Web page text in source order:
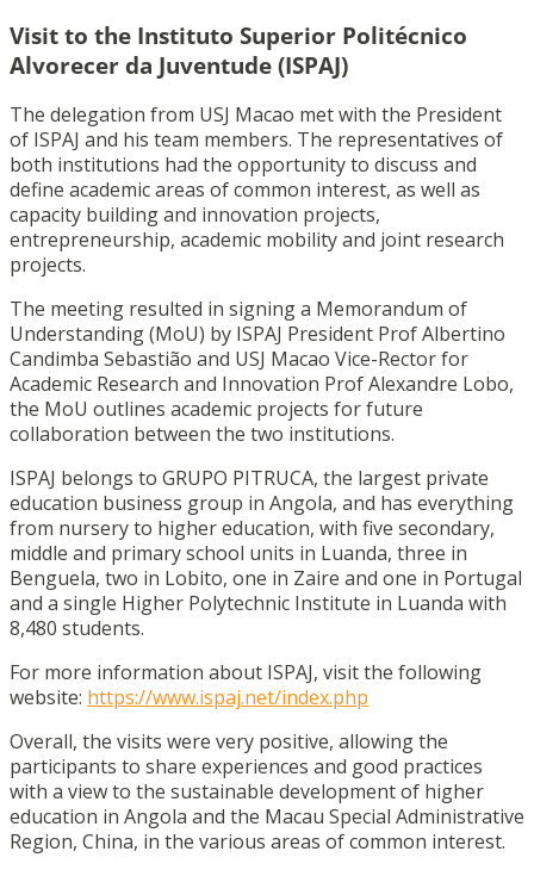
Visit to the Instituto Superior Politécnico
Alvorecer da Juventude (ISPAJ)
The delegation from USJ Macao met with the President
of ISPAJ and his team members. The representatives of
both institutions had the opportunity to discuss and
define academic areas of common interest, as well as
capacity building and innovation projects,
entrepreneurship, academic mobility and joint research
projects.
The meeting resulted in signing a Memorandum of
Understanding (MoU) by ISPAJ President Prof Albertino
Candimba Sebastião and USJ Macao Vice-Rector for
Academic Research and Innovation Prof Alexandre Lobo,
the MoU outlines academic projects for future
collaboration between the two institutions.
ISPAJ belongs to GRUPO PITRUCA, the largest private
education business group in Angola, and has everything
from nursery to higher education, with five secondary,
middle and primary school units in Luanda, three in
Benguela, two in Lobito, one in Zaire and one in Portugal
and a single Higher Polytechnic Institute in Luanda with
8,480 students.
For more information about ISPAJ, visit the following
website: https://www.ispaj.net/index.php
Overall, the visits were very positive, allowing the
participants to share experiences and good practices
with a view to the sustainable development of higher
education in Angola and the Macau Special Administrative
Region, China, in the various areas of common interest.